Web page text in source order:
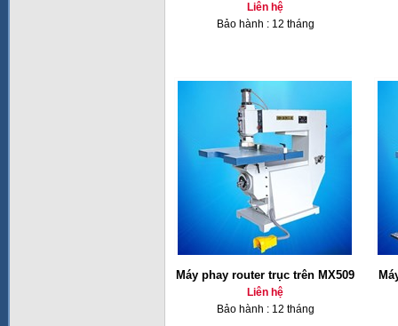
Liên hệ
Bảo hành : 12 tháng
Máy phay router trục trên MX509
Liên hệ
Bảo hành : 12 tháng